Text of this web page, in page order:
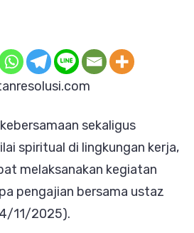
Gelar
untuk
sekaligus
spiritual di lingkungan kerja,
melaksanakan kegiatan
pengajian bersama ustaz
11/2025).